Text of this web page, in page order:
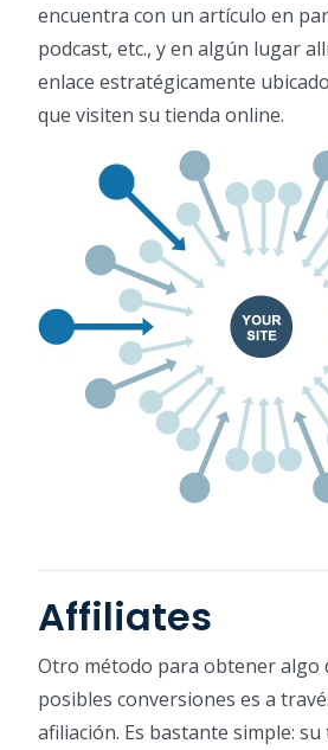
encuentra con un artículo en
podcast, etc., y en algún lugar
enlace estratégicamente
que visiten su tienda online.
Affiliates
Otro método para obtener algo
posibles conversiones es a
afiliación. Es bastante simple: